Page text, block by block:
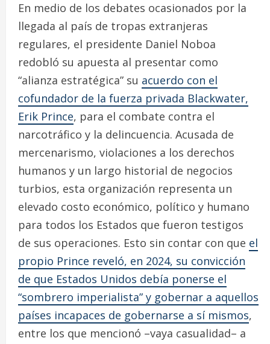
En medio de los debates ocasionados por la
llegada al país de tropas extranjeras
regulares, el presidente Daniel Noboa
redobló su apuesta al presentar como
“alianza estratégica” su acuerdo con el
cofundador de la fuerza privada Blackwater,
Erik Prince, para el combate contra el
narcotráfico y la delincuencia. Acusada de
mercenarismo, violaciones a los derechos
humanos y un largo historial de negocios
turbios, esta organización representa un
elevado costo económico, político y humano
para todos los Estados que fueron testigos
de sus operaciones. Esto sin contar con que el
propio Prince reveló, en 2024, su convicción
de que Estados Unidos debía ponerse el
“sombrero imperialista” y gobernar a aquellos
países incapaces de gobernarse a sí mismos,
entre los que mencionó –vaya casualidad– a